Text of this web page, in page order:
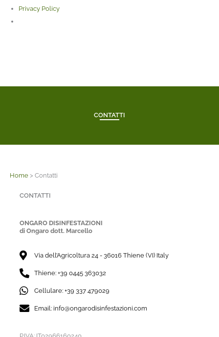
Privacy Policy
CONTATTI
Home > Contatti
CONTATTI
ONGARO DISINFESTAZIONI
di Ongaro dott. Marcello
Via dell’Agricoltura 24 - 36016 Thiene (VI) Italy
Thiene: +39 0445 363032
Cellulare: +39 337 479029
Email: info@ongarodisinfestazioni.com